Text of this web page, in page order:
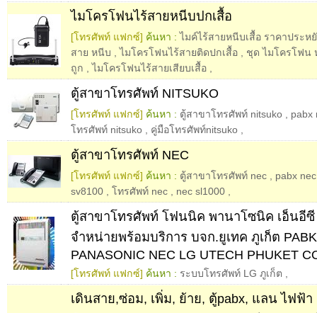
ไมโครโฟนไร้สายหนีบปกเสื้อ
[โทรศัพท์ แฟกซ์] ค้นหา : ไมค์ไร้สายหนีบเสื้อ ราคาประห
สาย หนีบ ,ไมโครโฟนไร้สายติดปกเสื้อ
ชุด ไมโครโฟน
ถูก ,ไมโครโฟนไร้สายเสียบเสื้อ
ตู้สาขาโทรศัพท์ NITSUKO
[โทรศัพท์ แฟกซ์] ค้นหา : ตู้สาขาโทรศัพท์ nitsuko
pabx
โทรศัพท์ nitsuko
คู่มือโทรศัพท์nitsuko
ตู้สาขาโทรศัพท์ NEC
[โทรศัพท์ แฟกซ์] ค้นหา : ตู้สาขาโทรศัพท์ nec pabx nec
sv8100
โทรศัพท์ nec nec sl1000
ตู้สาขาโทรศัพท์ โฟนนิค พานาโซนิค เอ็นอี
จำหน่ายพร้อมบริการ บจก.ยูเทค ภูเก็ต
PANASONIC NEC LG UTECH PHUKET
[โทรศัพท์ แฟกซ์] ค้นหา : ระบบโทรศัพท์ LG ภูเก็ต
เดินสาย,ซ่อม, เพิ่ม, ย้าย, ตู้pabx, แลน ไฟฟ้า